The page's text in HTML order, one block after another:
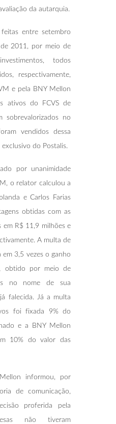
da autarquia.
entre setembro
2011, por meio de
todos
respectivamente,
e pela BNY Mellon
ativos do FCVS de
sobrevalorizados no
vendidos dessa
do Postalis.
por unanimidade
o relator calculou a
e Carlos Farias
obtidas com as
em R$ 11,9 milhões e
A multa de
3,5 vezes o ganho
obtido por meio de
no nome de sua
falecida. Já a multa
foi fixada 9% do
e a BNY Mellon
10% do valor das
informou, por
de comunicação,
proferida pela
não tiveram